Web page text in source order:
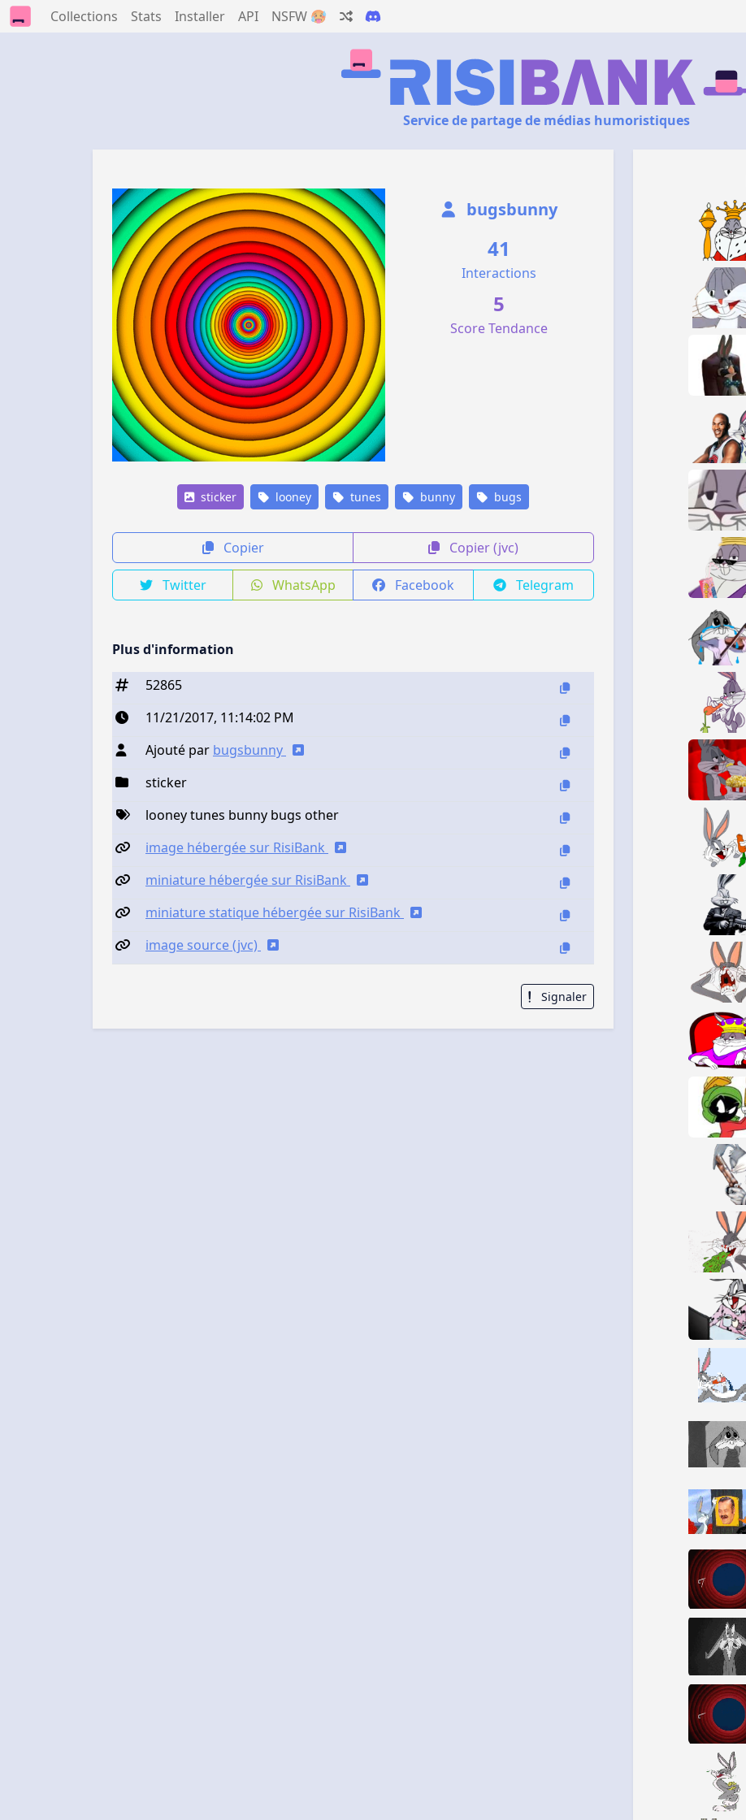
Collections Stats Installer API NSFW 🥵
Service de partage de médias humoristiques
bugsbunny
41
Interactions
5
Score Tendance
sticker looney tunes bunny bugs
Copier Copier (jvc)
Twitter WhatsApp Facebook Telegram
Plus d'information
52865
11/21/2017, 11:14:02 PM
Ajouté par bugsbunny
sticker
looney tunes bunny bugs other
image hébergée sur RisiBank
miniature hébergée sur RisiBank
miniature statique hébergée sur RisiBank
image source (jvc)
Signaler